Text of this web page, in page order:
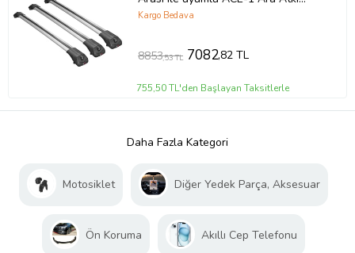
Tavan Barı GRİ 3 ADET BAR
Kargo Bedava
8853,53 TL 7082,82 TL
755,50 TL'den Başlayan Taksitlerle
Daha Fazla Kategori
Motosiklet Diğer Yedek Parça, Aksesuar
Ön Koruma Akıllı Cep Telefonu